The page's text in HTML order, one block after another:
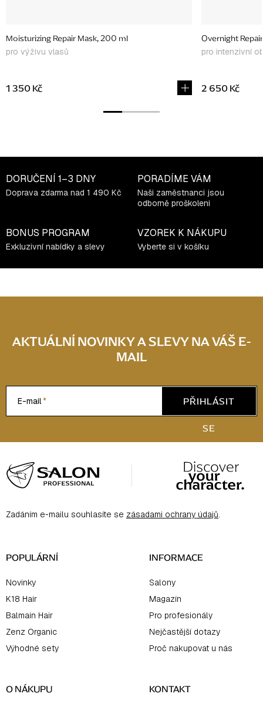
Moisturizing Repair Mask, 200 ml
pro výživu vlasů
1 350 Kč
Overnight
pro intenzivní
2 650 Kč
DORUČENÍ 1–3 DNY
Doprava zdarma nad 1 490 Kč
PORADÍME VÁM
Naši zaměstnanci jsou
odborně proškoleni
BONUS PROGRAM
Exkluzivní nabídky a slevy
VZOREK K NÁKUPU
Vyberte si v košíku
AKTUÁLNÍ NOVINKY A SLEVY NA VÁŠ E-
MAIL
E-mail
PŘIHLÁSIT
SE
Á
P
TZadáním e-mailu souhlasíte se zásadami ochrany údajů.
POPULÁRNÍ
Novinky
K18 Hair
Balmain Hair
Zenz Organic
Výhodné sety
INFORMACE
Salony
Magazín
Pro profesionály
Nejčastější dotazy
Proč nakupovat u nás
O NÁKUPU KONTAKT